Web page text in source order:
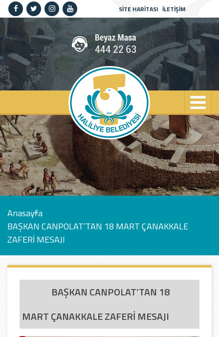
SİTE HARİTASI İLETİŞİM
Anasayfa
BAŞKAN CANPOLAT’TAN 18 MART ÇANAKKALE
ZAFERİ MESAJI
BAŞKAN CANPOLAT’TAN 18
MART ÇANAKKALE ZAFERİ MESAJI
Anasayfa
Kurumsal
Haliliye
Spor
Kültür
Sanat
Güncel
İletişim